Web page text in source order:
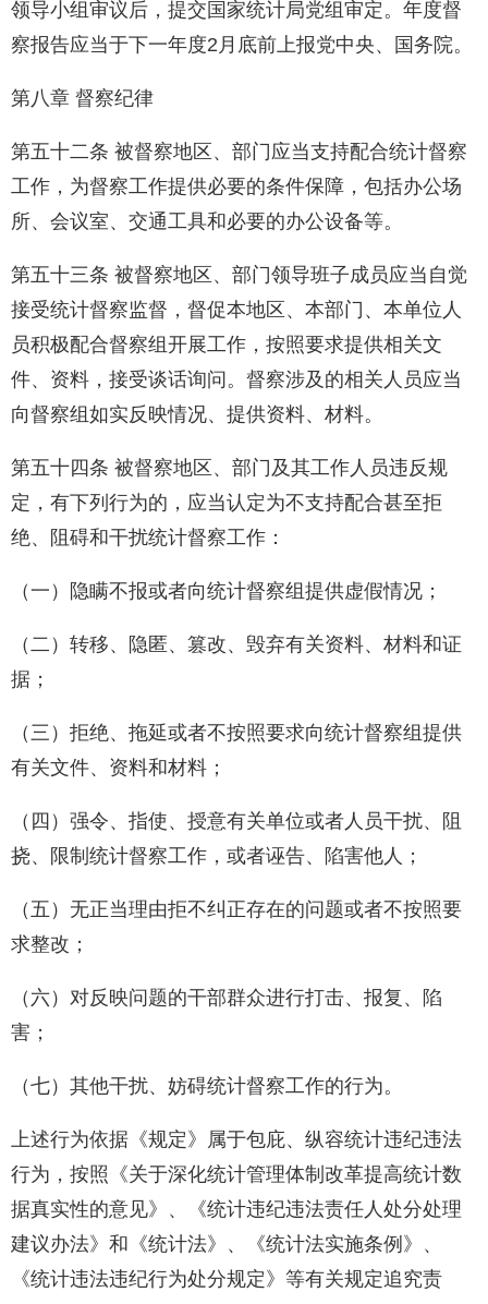
领导小组审议后，提交国家统计局党组审定。年度督
察报告应当于下一年度2月底前上报党中央、国务院。
第八章 督察纪律
第五十二条 被督察地区、部门应当支持配合统计督察
工作，为督察工作提供必要的条件保障，包括办公场
所、会议室、交通工具和必要的办公设备等。
第五十三条 被督察地区、部门领导班子成员应当自觉
接受统计督察监督，督促本地区、本部门、本单位人
员积极配合督察组开展工作，按照要求提供相关文
件、资料，接受谈话询问。督察涉及的相关人员应当
向督察组如实反映情况、提供资料、材料。
第五十四条 被督察地区、部门及其工作人员违反规
定，有下列行为的，应当认定为不支持配合甚至拒
绝、阻碍和干扰统计督察工作：
（一）隐瞒不报或者向统计督察组提供虚假情况；
（二）转移、隐匿、篡改、毁弃有关资料、材料和证
据；
（三）拒绝、拖延或者不按照要求向统计督察组提供
有关文件、资料和材料；
（四）强令、指使、授意有关单位或者人员干扰、阻
挠、限制统计督察工作，或者诬告、陷害他人；
（五）无正当理由拒不纠正存在的问题或者不按照要
求整改；
（六）对反映问题的干部群众进行打击、报复、陷
害；
（七）其他干扰、妨碍统计督察工作的行为。
上述行为依据《规定》属于包庇、纵容统计违纪违法
行为，按照《关于深化统计管理体制改革提高统计数
据真实性的意见》、《统计违纪违法责任人处分处理
建议办法》和《统计法》、《统计法实施条例 》、
《统计违法违纪行为处分规定》等有关规定追究责